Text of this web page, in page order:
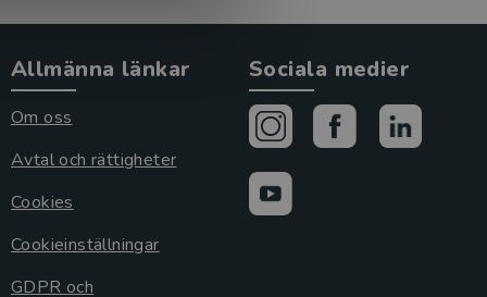
Allmänna länkar
Om oss
Avtal och rättigheter
Cookies
Cookieinställningar
GDPR och
Sociala medier